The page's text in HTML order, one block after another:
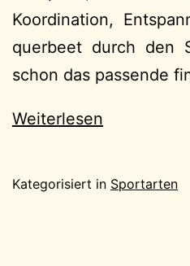
Koordination,
querbeet durch den
schon das passende
Weiterlesen
Kategorisiert in Sportarten